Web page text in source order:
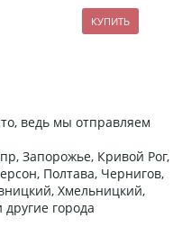
ведь мы отправляем
Запорожье, Кривой Рог,
Полтава, Чернигов,
Хмельницкий,
города